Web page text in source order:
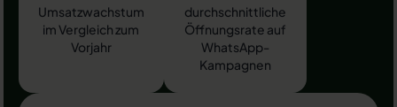
Umsatzwachstum
im Vergleich zum
Vorjahr
durchschnittliche
Öffnungsrate auf
WhatsApp-
Kampagnen